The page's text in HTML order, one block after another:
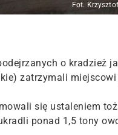
Fot.
o kradzież
zatrzymali
się ustaleniem
ponad 1,5 tony